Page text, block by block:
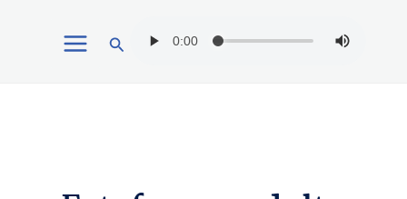
Buscar